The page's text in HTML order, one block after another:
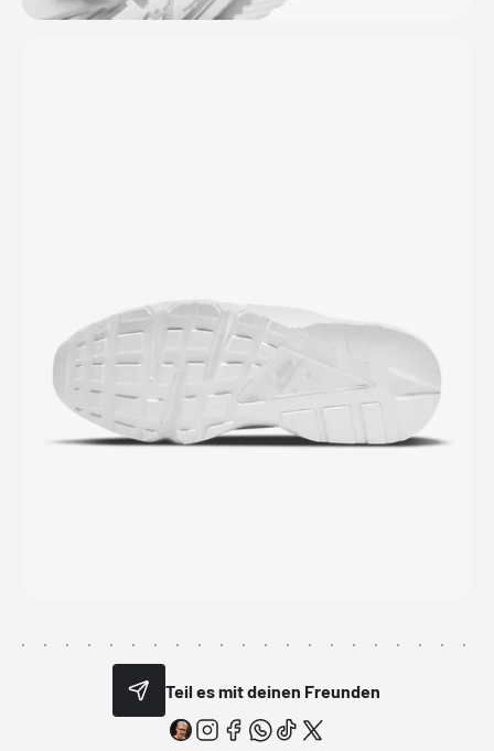
Teil es mit deinen Freunden